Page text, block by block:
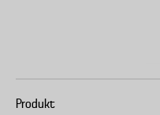
Produkt